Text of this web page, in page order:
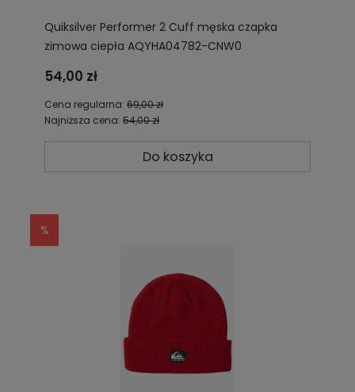
Quiksilver Performer 2 Cuff męska czapka
zimowa ciepła AQYHA04782-CNW0
54,00 zł
Cena regularna: 69,00 zł
Najniższa cena: 54,00 zł
Do koszyka